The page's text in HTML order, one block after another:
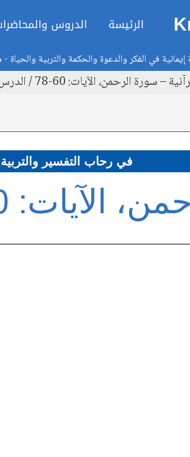
الرئيسة الدروس
في الفكر والدعوة والحكمة والتربية والحياة
الرحمن، الآيات: 60-78 / الدرس 5
في رحاب التفسير والتربية
60-78 / الدرس 5